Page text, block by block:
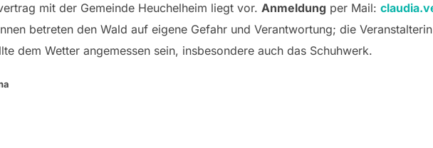
mit der Gemeinde Heuchelheim liegt vor. Anmeldung per Mail:
betreten den Wald auf eigene Gefahr und Verantwortung; die
dem Wetter angemessen sein, insbesondere auch das Schuhwerk.